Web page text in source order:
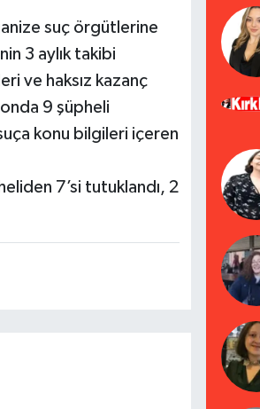
suç örgütlerine
3 aylık takibi
ve haksız kazanç
9 şüpheli
konu bilgileri içeren
7’si tutuklandı, 2